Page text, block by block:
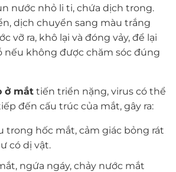
nước nhỏ li ti, chứa dịch trong.
dịch chuyển sang màu trắng
vỡ ra, khô lại và đóng vảy, để lại
nếu không được chăm sóc đúng
ở mắt tiến triển nặng, virus có thể
đến cấu trúc của mắt, gây ra:
trong hốc mắt, cảm giác bỏng rát
có dị vật.
ngứa ngáy, chảy nước mắt